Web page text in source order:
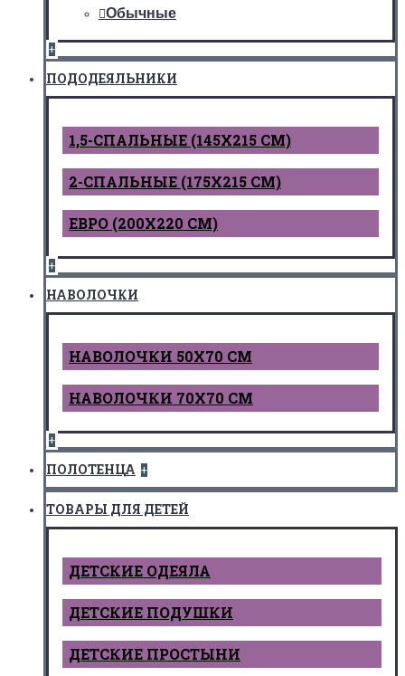
Обычные
+
ПОДОДЕЯЛЬНИКИ
1,5-СПАЛЬНЫЕ (145Х215 СМ)
2-СПАЛЬНЫЕ (175Х215 СМ)
ЕВРО (200Х220 СМ)
+
НАВОЛОЧКИ
НАВОЛОЧКИ 50Х70 СМ
НАВОЛОЧКИ 70Х70 СМ
+
ПОЛОТЕНЦА +
ТОВАРЫ ДЛЯ ДЕТЕЙ
ДЕТCКИЕ ОДЕЯЛА
ДЕТСКИЕ ПОДУШКИ
ДЕТСКИЕ ПРОСТЫНИ